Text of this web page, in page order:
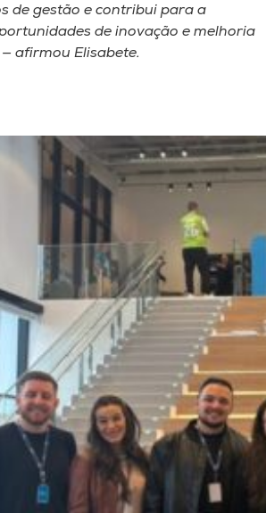
de gestão e contribui para a
de inovação e melhoria
afirmou Elisabete.